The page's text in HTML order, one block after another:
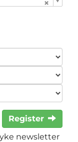
Register
newsletter